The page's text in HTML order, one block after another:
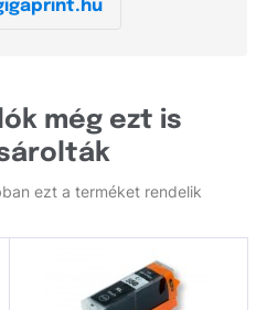
még ezt is
ezt a terméket rendelik